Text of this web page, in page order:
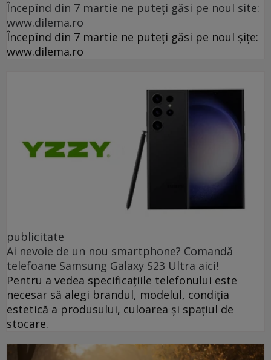
Începînd din 7 martie ne puteți găsi pe noul site:
www.dilema.ro
Începînd din 7 martie ne puteți găsi pe noul șițe:
www.dilema.ro
publicitate
Ai nevoie de un nou smartphone? Comandă
telefoane Samsung Galaxy S23 Ultra aici!
Pentru a vedea specificațiile telefonului este
necesar să alegi brandul, modelul, condiția
estetică a produsului, culoarea și spațiul de
stocare.